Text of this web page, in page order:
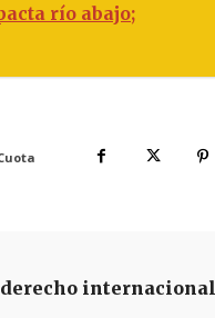
río abajo;
internacional